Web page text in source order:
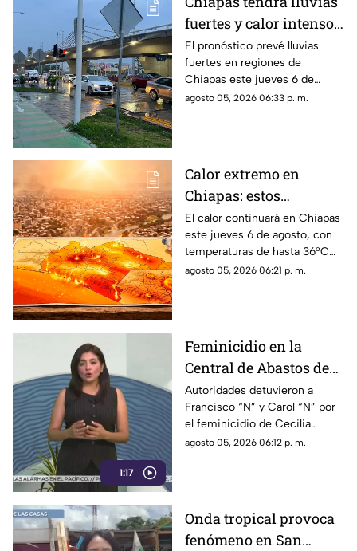
fuertes y calor intenso
este jueves 6 de agosto
El pronóstico prevé lluvias
fuertes en regiones de
Chiapas este jueves 6 de
agosto, mientras el ambiente
agosto 05, 2026 06:33 p. m.
Calor extremo en
Chiapas: estos
municipios alcanzarán
hasta 36°C este jueves
El calor continuará en Chiapas
este jueves 6 de agosto, con
temperaturas de hasta 36°C
en algunos municipios y
agosto 05, 2026 06:21 p. m.
1:17
Feminicidio en la
Central de Abastos de
Comitán: capturan a
dos implicados, una
detención ocurrió en
Jalisco
Autoridades detuvieron a
Francisco “N” y Carol “N” por
el feminicidio de Cecilia
Viviana en Comitán. La Fiscalía
agosto 05, 2026 06:12 p. m.
Onda tropical provoca
fenómeno en San